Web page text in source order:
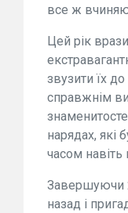
все ж
Цей рік
звузити їх
справжнім
нарядах, які
часом
Завершуючи
назад і